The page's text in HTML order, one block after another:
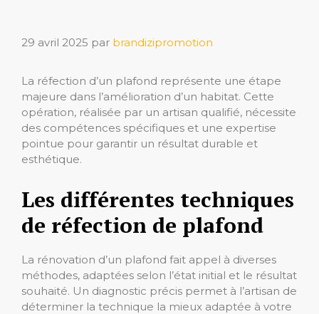
29 avril 2025 par brandizipromotion
La réfection d’un plafond représente une étape
majeure dans l’amélioration d’un habitat. Cette
opération, réalisée par un artisan qualifié, nécessite
des compétences spécifiques et une expertise
pointue pour garantir un résultat durable et
esthétique.
Les différentes techniques
de réfection de plafond
La rénovation d’un plafond fait appel à diverses
méthodes, adaptées selon l’état initial et le résultat
souhaité. Un diagnostic précis permet à l’artisan de
déterminer la technique la mieux adaptée à votre